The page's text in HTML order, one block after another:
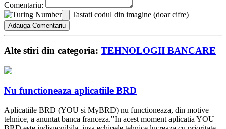
Comentariu:
Tastati codul din imagine (doar cifre)
Alte stiri din categoria: TEHNOLOGII BANCARE
Nu functioneaza aplicatiile BRD
Aplicatiile BRD (YOU si MyBRD) nu functioneaza, din motive
tehnice, a anuntat banca franceza."In acest moment aplicatia YOU